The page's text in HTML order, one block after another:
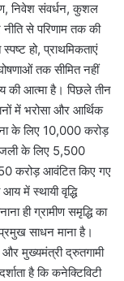
निवेश संवर्धन, कुशल
से परिणाम तक की
हो, प्राथमिकताएं
तक सीमित नहीं
की आत्मा है। पिछले तीन
में भरोसा और आर्थिक
के लिए 10,000 करोड़
के लिए 5,500
करोड़ आवंटित किए गए
में स्थायी वृद्धि
ही ग्रामीण समृद्धि का
साधन माना है।
और मुख्यमंत्री द्रुतगामी
है कि कनेक्टिविटी